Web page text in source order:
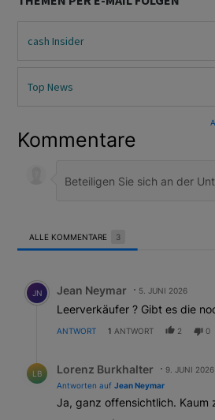
cash Insider
Top News
Kommentare
ALLE KOMMENTARE 3
Kommentar von Jean Neymar.
JN Jean Neymar 5. JUNI 2026
Leerverkäufer ? Gibt es die
ANTWORT 1 ANTWORT 2 0
LB Lorenz Burkhalter
9. JUNI 2026
Antworten auf Jean Neymar
Ja, ganz offensichtlich. Kaum